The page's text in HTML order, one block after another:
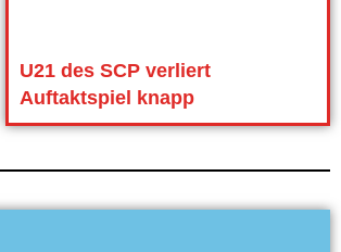
U21 des SCP verliert
Auftaktspiel knapp